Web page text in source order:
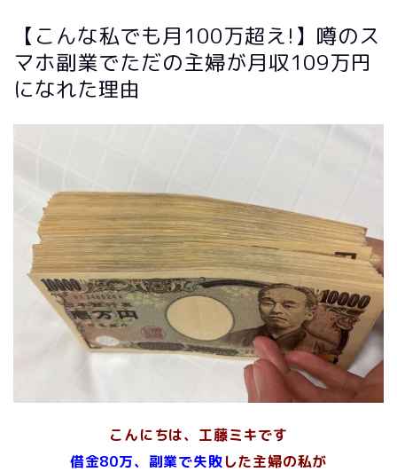
【こんな私でも月100万超え!】噂のス
マホ副業でただの主婦が月収109万円
になれた理由
こんにちは、工藤ミキです
借金80万、副業で失敗した主婦の私が